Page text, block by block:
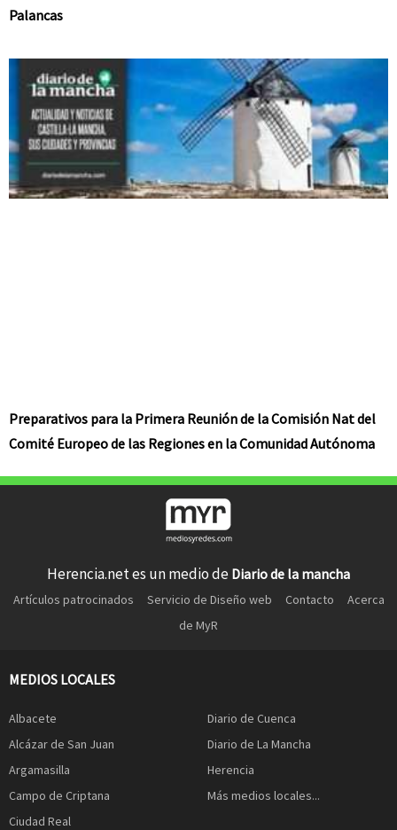
Palancas
Preparativos para la Primera Reunión de la Comisión Nat del
Comité Europeo de las Regiones en la Comunidad Autónoma
Herencia.net es un medio de Diario de la mancha
Artículos patrocinados Servicio de Diseño web Contacto
Acerca
de MyR
MEDIOS LOCALES
Albacete
Alcázar de San Juan
Argamasilla
Campo de Criptana
Ciudad Real
Diario de Cuenca
Diario de La Mancha
Herencia
Más medios locales...